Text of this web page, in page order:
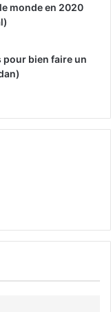
monde en 2020
pour bien faire un